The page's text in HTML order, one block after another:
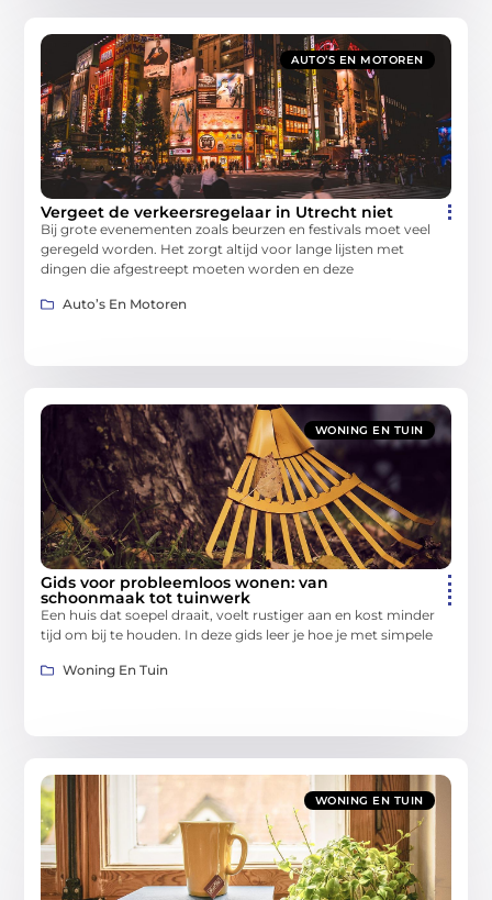
AUTO’S EN MOTOREN
Vergeet de verkeersregelaar in Utrecht niet
Bij grote evenementen zoals beurzen en festivals moet veel
geregeld worden. Het zorgt altijd voor lange lijsten met
dingen die afgestreept moeten worden en deze
Auto’s En Motoren
WONING EN TUIN
Gids voor probleemloos wonen: van
schoonmaak tot tuinwerk
Een huis dat soepel draait, voelt rustiger aan en kost minder
tijd om bij te houden. In deze gids leer je hoe je met simpele
Woning En Tuin
WONING EN TUIN